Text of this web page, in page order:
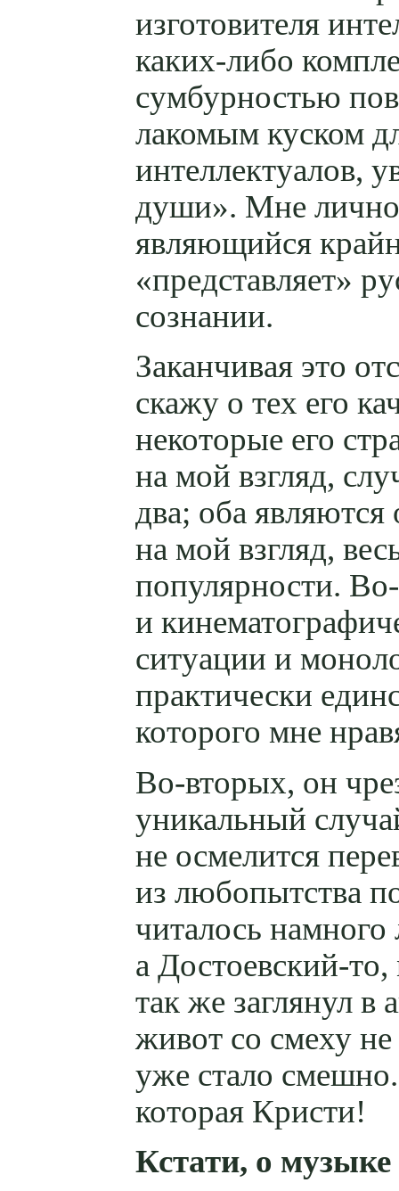
изготовителя
каких-либо
сумбурностью
лакомым куском
интеллектуалов,
души». Мне лично
являющийся
«представляет»
сознании.
Заканчивая это
скажу о тех его
некоторые его
на мой взгляд,
два; оба являются
на мой взгляд,
популярности.
и
ситуации и
практически
которого мне
Во-вторых, он
уникальный
не осмелится
из любопытства
читалось
а Достоевский-
так же заглянул в
живот со смеху
уже стало
которая Кристи!
Кстати, о музыке